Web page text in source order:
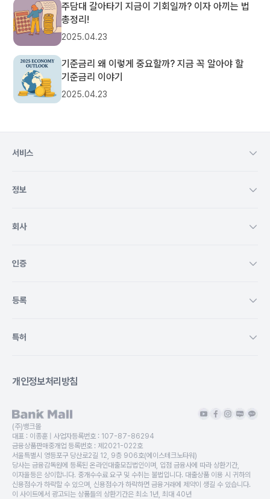
주담대 갈아타기 지금이 기회일까? 이자 아끼는 법
총정리!
2025.04.23
기준금리 왜 이렇게 중요할까? 지금 꼭 알아야 할
기준금리 이야기
2025.04.23
서비스
정보
회사
인증
등록
특허
개인정보처리방침
(주)뱅크몰
대표 : 이종훈 | 사업자등록번호 : 107-87-86294
금융상품판매중개업 등록번호 : 제2021-022호
서울특별시 영등포구 당산로2길 12, 9층 906호(에이스테크노타워)
당사는 금융감독원에 등록된 온라인대출모집법인이며, 입점 금융사에 따라 상환기간,
이자율등은 상이합니다. 중개수수료 요구 및 수취는 불법입니다. 대출상품 이용 시 귀하의
신용점수가 하락할 수 있으며, 신용점수가 하락하면 금융거래에 제약이 생길 수 있습니다.
이 사이트에서 광고되는 상품들의 상환기간은 최소 1년, 최대 40년